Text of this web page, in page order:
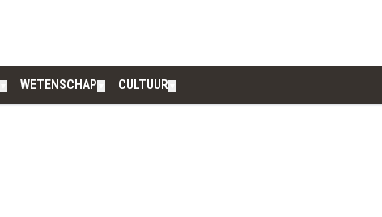
WETENSCHAP CULTUUR